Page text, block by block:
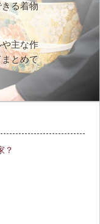
る着物
主な作
とめて
？